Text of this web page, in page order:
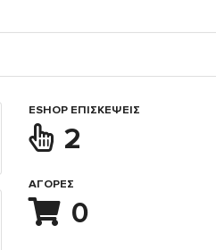
ESHOP ΕΠΙΣΚΈΨΕΙΣ
2
ΑΓΟΡΈΣ
0